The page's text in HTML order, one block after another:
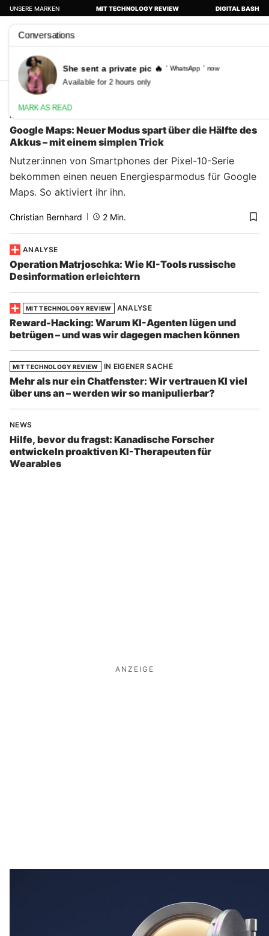
UNSERE MARKEN MIT TECHNOLOGY REVIEW DIGITAL BASH
KI im B2B-Marketing TOKENISIERT EUCH! PODCASTS
RATGEBER
Google Maps: Neuer Modus spart über die Hälfte des
Akkus – mit einem simplen Trick
Nutzer:innen von Smartphones der Pixel-10-Serie
bekommen einen neuen Energiesparmodus für Google
Maps. So aktiviert ihr ihn.
Christian Bernhard 2 Min.
ANALYSE
Operation Matrjoschka: Wie KI-Tools russische
Desinformation erleichtern
MIT TECHNOLOGY REVIEW ANALYSE
Reward-Hacking: Warum KI-Agenten lügen und
betrügen – und was wir dagegen machen können
MIT TECHNOLOGY REVIEW IN EIGENER SACHE
Mehr als nur ein Chatfenster: Wir vertrauen KI viel
über uns an – werden wir so manipulierbar?
NEWS
Hilfe, bevor du fragst: Kanadische Forscher
entwickeln proaktiven KI-Therapeuten für
Wearables
ANZEIGE